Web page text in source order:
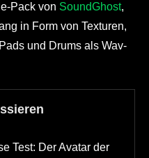
Pack von SoundGhost,
in Form von Texturen,
und Drums als Wav-
Test: Der Avatar der